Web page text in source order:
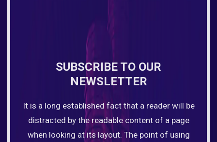
SUBSCRIBE TO OUR
NEWSLETTER
It is a long established fact that a reader will be
distracted by the readable content of a page
when looking at its layout. The point of using